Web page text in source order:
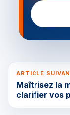
ARTICLE
Maîtrisez la
clarifier vos